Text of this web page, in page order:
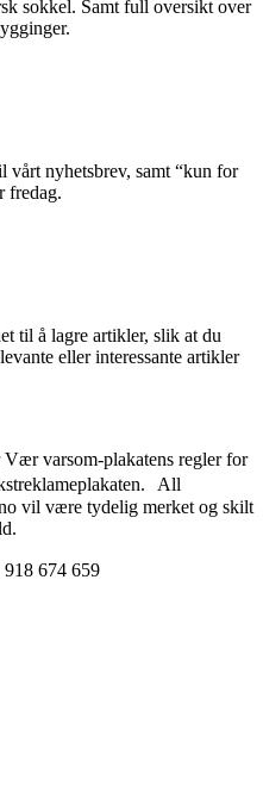
sokkel. Samt full oversikt over
vårt nyhetsbrev, samt “kun for
fredag.
til å lagre artikler, slik at du
eller interessante artikler
Vær varsom-plakatens regler for
All
vil være tydelig merket og skilt
674 659